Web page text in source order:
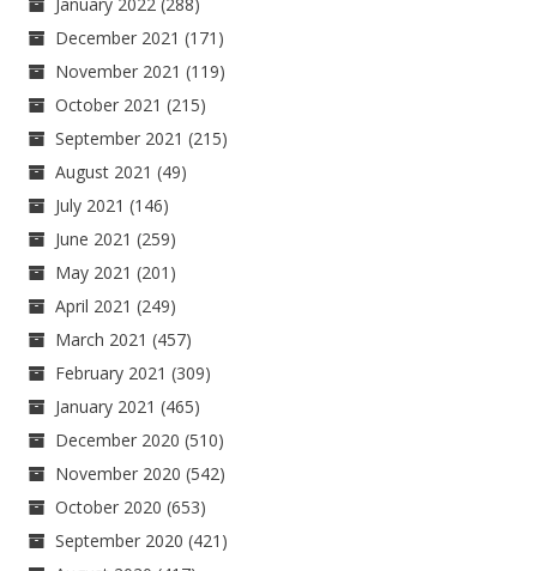
December 2021 (171)
November 2021 (119)
October 2021 (215)
September 2021 (215)
August 2021 (49)
July 2021 (146)
June 2021 (259)
May 2021 (201)
April 2021 (249)
March 2021 (457)
February 2021 (309)
January 2021 (465)
December 2020 (510)
November 2020 (542)
October 2020 (653)
September 2020 (421)